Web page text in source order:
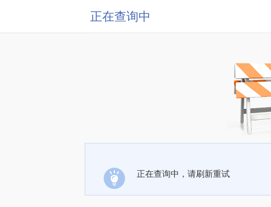
正在查询中
正在查询中，请刷新重试